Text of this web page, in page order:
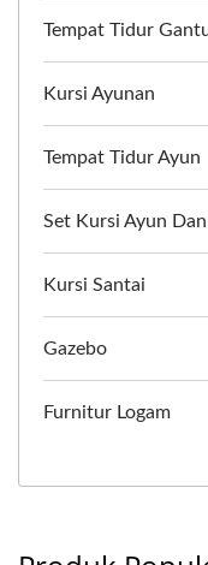
Tempat Tidur
Kursi Ayunan
Tempat Tidur Ayun
Set Kursi Ayun
Kursi Santai
Gazebo
Furnitur Logam